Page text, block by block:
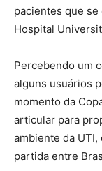
pacientes que
Hospital
Percebendo um
alguns usuários
momento da
articular para
ambiente da
partida entre